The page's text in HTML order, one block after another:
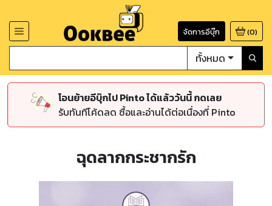
จัดการอีบุ๊ก (0)
ทั้งหมด
โอนย้ายอีบุ๊กไป Pinto ได้แล้ววันนี้ กดเลย
รับทันทีโค้ดลด ซื้อและอ่านได้ต่อเนื่องที่ Pinto
ฉุดลากกระชากรัก